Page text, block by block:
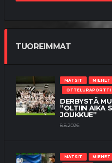
TUOREIMMAT
MATSIT MIEHET
OTTELURAPORTTI
DERBYSTÄ
”OLTIIN AIKA
JOUKKUE”
8.8.2026
MATSIT MIEHET